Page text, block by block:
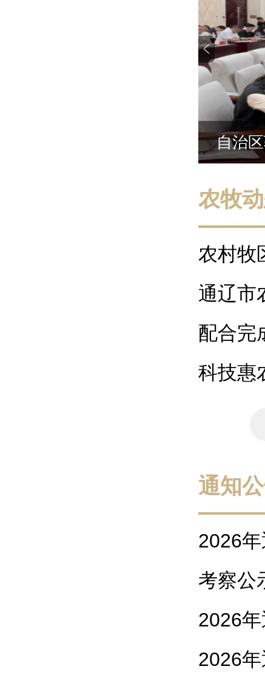
自治
农牧
农村牧
全市乡
通辽市
管理条
配合完
线
科技惠
通知
2026
（常规
考察公
2026
培训机
2026